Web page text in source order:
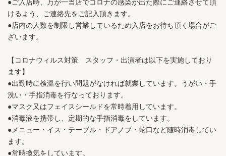
●ご入店時、万が一当店でコロナの感染が出た際にご連絡させて頂
けるよう、ご連絡先をご記入頂きます。
●店内の人数を制限し営業しているため入店をお待ち頂く場合がご
ざいます。
【コロナウィルス対策 スタッフ・出演者は以下を実施しており
ます】
●出勤時に検温を行い問題がなければ就業しています。うがい・手
洗い・手指消毒を行なっております。
●マスク又はフェイスシールドを常時着用しています。
●消毒液を携帯し、定期的な手指消毒をしています。
●メニュー・イス・テーブル・ドアノブ・蛇口など随時消毒してい
ます。
●常時換気をしています。